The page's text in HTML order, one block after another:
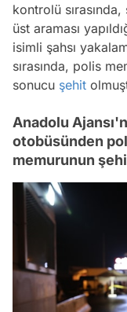
kontrolü
üst araması
isimli şahsı
sırasında, polis
sonucu şehit
Anadolu
otobüsünden
memurunun